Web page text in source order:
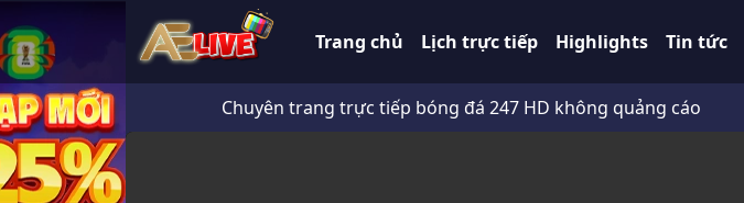
Trang chủ Lịch trực tiếp Highlights Tin tức
Chuyên trang trực tiếp bóng đá 247 HD không quảng cáo